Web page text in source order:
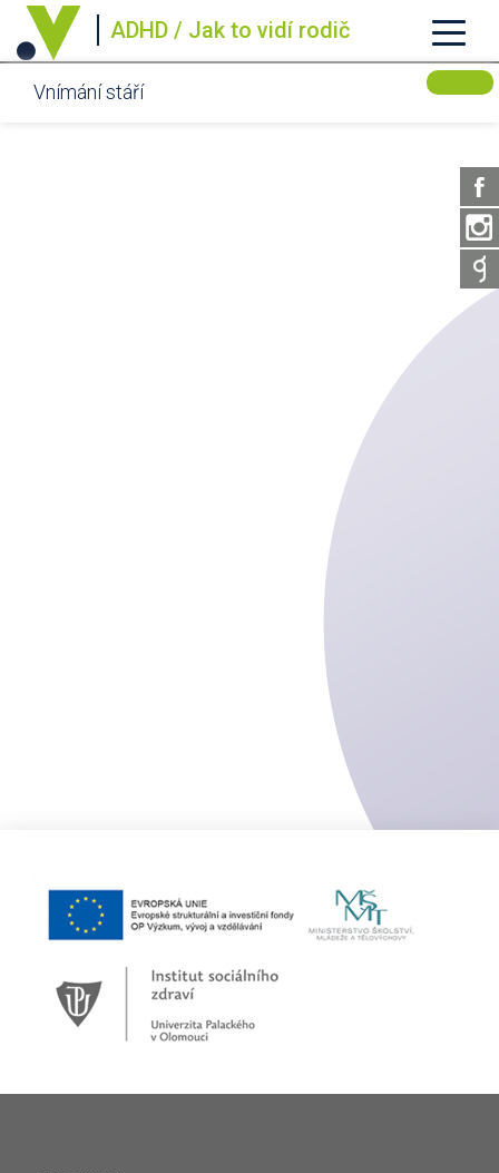
ADHD / Jak to vidí rodič
Vnímání stáří